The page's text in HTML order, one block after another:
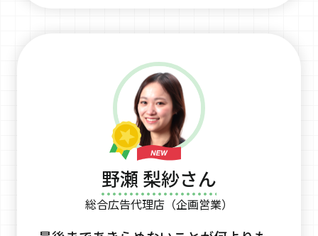
野瀬 梨紗さん
総合広告代理店（企画営業）